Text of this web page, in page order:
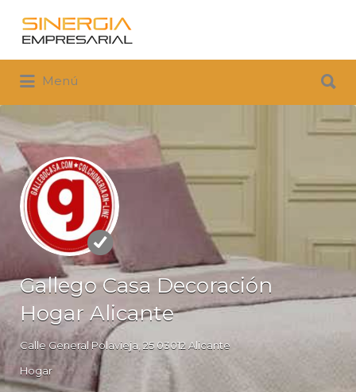
Buscar
por:
Menú
por:
Gallego Casa Decoración
Hogar Alicante
Calle General Polavieja, 25 03012 Alicante
Hogar